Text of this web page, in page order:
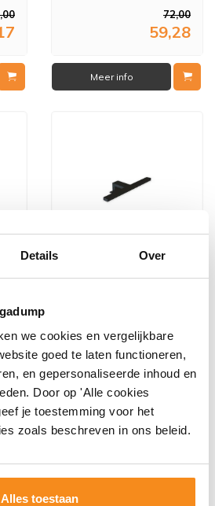
Details Over
we cookies en vergelijkbare
goed te laten functioneren,
en gepersonaliseerde inhoud en
Door op 'Alle cookies
je toestemming voor het
zoals beschreven in ons beleid.
Alles toestaan
72,00
59,28
Meer info
Spiegellamp Sanimex Njoy
71,74
59,29
Meer info